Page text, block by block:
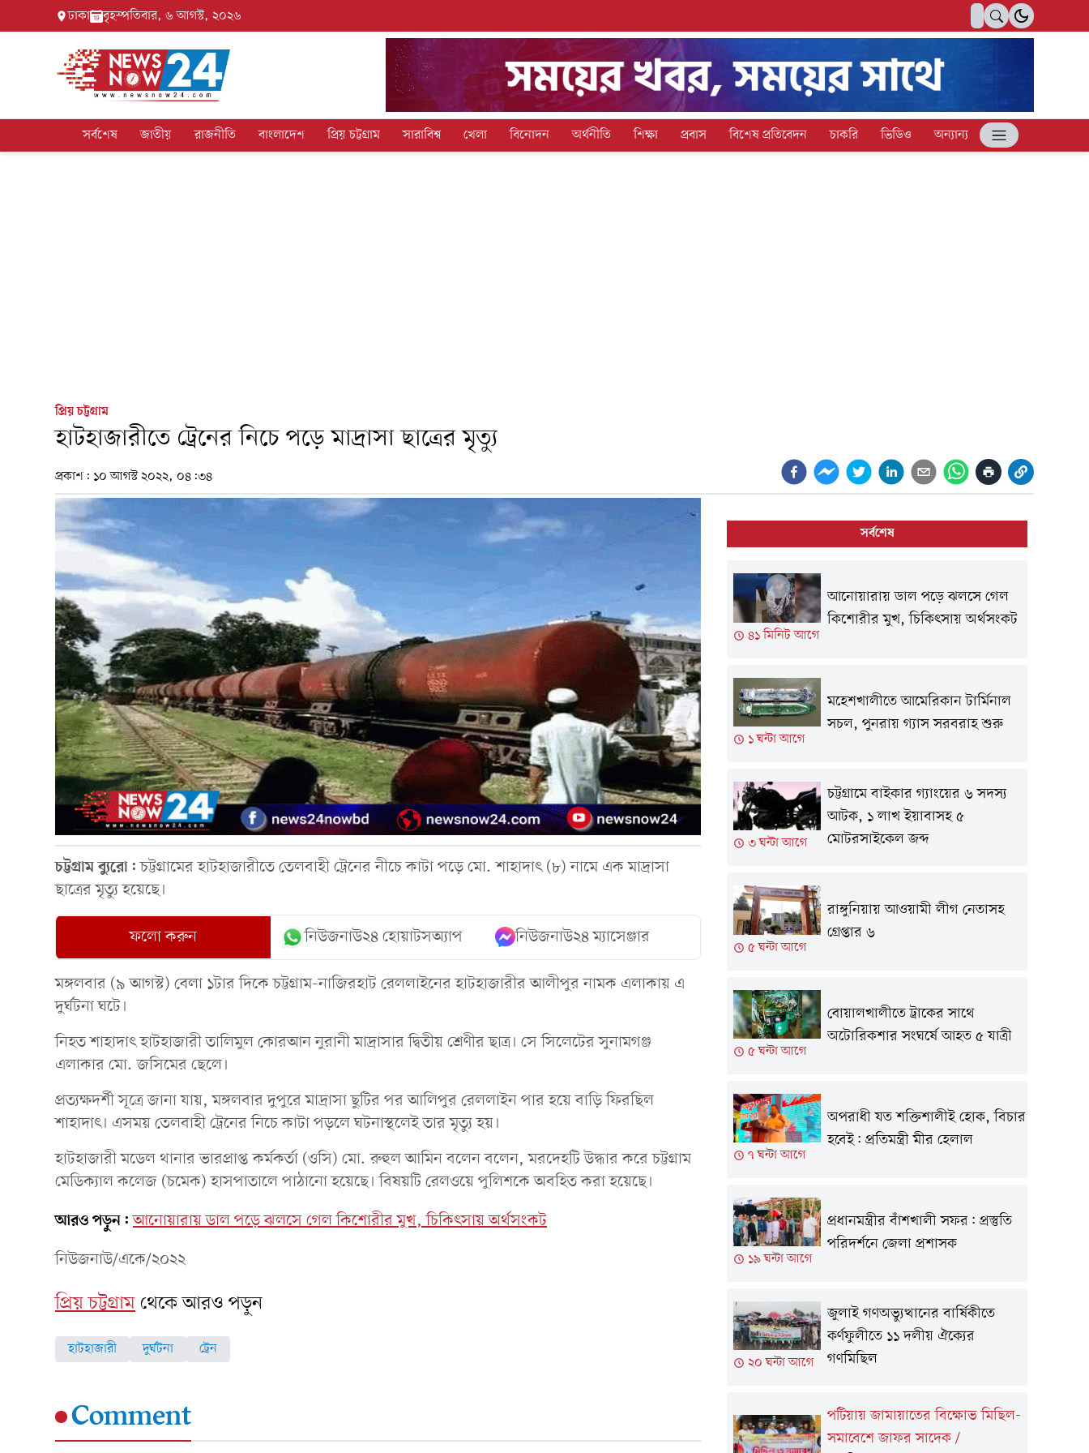
ঢাকা বৃহস্পতিবার, ৬ আগস্ট, ২০২৬
সর্বশেষ জাতীয় রাজনীতি বাংলাদেশ প্রিয় চট্টগ্রাম সারাবিশ্ব খেলা বিনোদন অর্থনীতি শিক্ষা প্রবাস বিশেষ প্রতিবেদন চাকরি ভিডিও অন্যান্য
প্রিয় চট্টগ্রাম
হাটহাজারীতে ট্রেনের নিচে পড়ে মাদ্রাসা ছাত্রের মৃত্যু
প্রকাশ: ১০ আগস্ট ২০২২, ০৪:৩৪
চট্টগ্রাম ব্যুরো:চট্টগ্রামের হাটহাজারীতে তেলবাহী ট্রেনের নীচে কাটা পড়ে মো. শাহাদাৎ (৮) নামে এক মাদ্রাসা
ছাত্রের মৃত্যু হয়েছে।
ফলো করুন নিউজনাউ২৪ হোয়াটসঅ্যাপ নিউজনাউ২৪ ম্যাসেঞ্জার
মঙ্গলবার (৯ আগস্ট) বেলা ১টার দিকে চট্টগ্রাম-নাজিরহাট রেললাইনের হাটহাজারীর আলীপুর নামক এলাকায় এ
দুর্ঘটনা ঘটে।
নিহত শাহাদাৎ হাটহাজারী তালিমুল কোরআন নুরানী মাদ্রাসার দ্বিতীয় শ্রেণীর ছাত্র। সে সিলেটের সুনামগঞ্জ
এলাকার মো. জসিমের ছেলে।
প্রত্যক্ষদর্শী সূত্রে জানা যায়, মঙ্গলবার দুপুরে মাদ্রাসা ছুটির পর আলিপুর রেললাইন পার হয়ে বাড়ি ফিরছিল
শাহাদাৎ। এসময় তেলবাহী ট্রেনের নিচে কাটা পড়লে ঘটনাস্থলেই তার মৃত্যু হয়।
হাটহাজারী মডেল থানার ভারপ্রাপ্ত কর্মকর্তা (ওসি) মো. রুহুল আমিন বলেন বলেন, মরদেহটি উদ্ধার করে চট্টগ্রাম
মেডিক্যাল কলেজ (চমেক) হাসপাতালে পাঠানো হয়েছে। বিষয়টি রেলওয়ে পুলিশকে অবহিত করা হয়েছে।
আরও পড়ুন: আনোয়ারায় ডাল পড়ে ঝলসে গেল কিশোরীর মুখ, চিকিৎসায় অর্থসংকট
নিউজনাউ/একে/২০২২
প্রিয় চট্টগ্রামথেকে আরও পড়ুন
হাটহাজারী দুর্ঘটনা ট্রেন
Comment
সর্বশেষ
৪১ মিনিট আগে
আনোয়ারায় ডাল পড়ে ঝলসে গেল
কিশোরীর মুখ, চিকিৎসায় অর্থসংকট
১ ঘন্টা আগে
মহেশখালীতে আমেরিকান টার্মিনাল
সচল, পুনরায় গ্যাস সরবরাহ শুরু
৩ ঘন্টা আগে
চট্টগ্রামে বাইকার গ্যাংয়ের ৬ সদস্য
আটক, ১ লাখ ইয়াবাসহ ৫
মোটরসাইকেল জব্দ
৫ ঘন্টা আগে
রাঙ্গুনিয়ায় আওয়ামী লীগ নেতাসহ
গ্রেপ্তার ৬
৫ ঘন্টা আগে
বোয়ালখালীতে ট্রাকের সাথে
অটোরিকশার সংঘর্ষে আহত ৫ যাত্রী
৭ ঘন্টা আগে
অপরাধী যত শক্তিশালীই হোক, বিচার
হবেই: প্রতিমন্ত্রী মীর হেলাল
১৯ ঘন্টা আগে
প্রধানমন্ত্রীর বাঁশখালী সফর: প্রস্তুতি
পরিদর্শনে জেলা প্রশাসক
২০ ঘন্টা আগে
জুলাই গণঅভ্যুত্থানের বার্ষিকীতে
কর্ণফুলীতে ১১ দলীয় ঐক্যের
গণমিছিল
পটিয়ায় জামায়াতের বিক্ষোভ মিছিল-
সমাবেশে জাফর সাদেক/